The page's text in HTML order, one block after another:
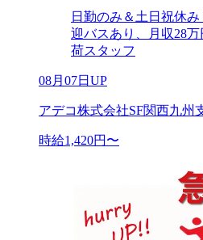
日勤のみ＆土日祝休
迎バスあり、月収28
荷スタッフ
08月07日UP
アデコ株式会社SF関西九州
時給1,420円〜